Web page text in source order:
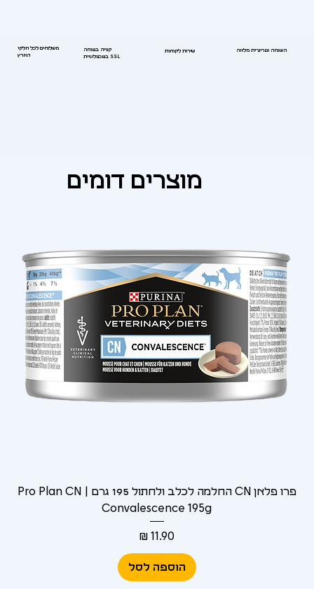
משלוחים לכל חלקי
הארץ
קנייה בטוחה
בטכנולוגיית SSL
שירות לקוחות השגחה וטרינרית מלאה
מוצרים דומים
פרו פלאן CN החלמה לכלב ולחתול 195 גרם | Pro Plan CN
Convalescence 195g
מחיר‏11.90 ‏₪
הוספה לסל